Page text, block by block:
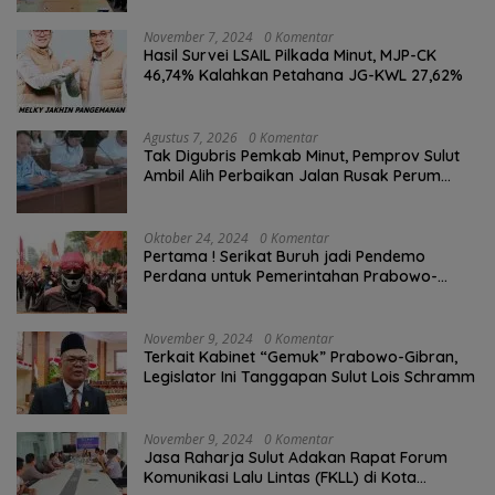
November 7, 2024 0 Komentar
Hasil Survei LSAIL Pilkada Minut, MJP-CK
46,74% Kalahkan Petahana JG-KWL 27,62%
Agustus 7, 2026 0 Komentar
Tak Digubris Pemkab Minut, Pemprov Sulut
Ambil Alih Perbaikan Jalan Rusak Perum
Oktober 24, 2024 0 Komentar
Pertama ! Serikat Buruh jadi Pendemo
Perdana untuk Pemerintahan Prabowo-
November 9, 2024 0 Komentar
Terkait Kabinet “Gemuk” Prabowo-Gibran,
Legislator Ini Tanggapan Sulut Lois Schramm
November 9, 2024 0 Komentar
Jasa Raharja Sulut Adakan Rapat Forum
Komunikasi Lalu Lintas (FKLL) di Kota